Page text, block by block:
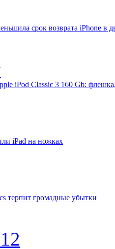
срок возврата iPhone в
iPod Classic 3 160 Gb:
iPad на ножках
терпит громадные убытки